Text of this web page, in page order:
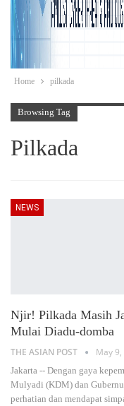
Home pilkada
Browsing Tag
Pilkada
NEWS
Njir! Pilkada Masih
Mulai Diadu-domba
THE ASIAN POST May
Jakarta -- Dengan gaya
Mulyadi (KDM) dan
perhatian dan mendapat